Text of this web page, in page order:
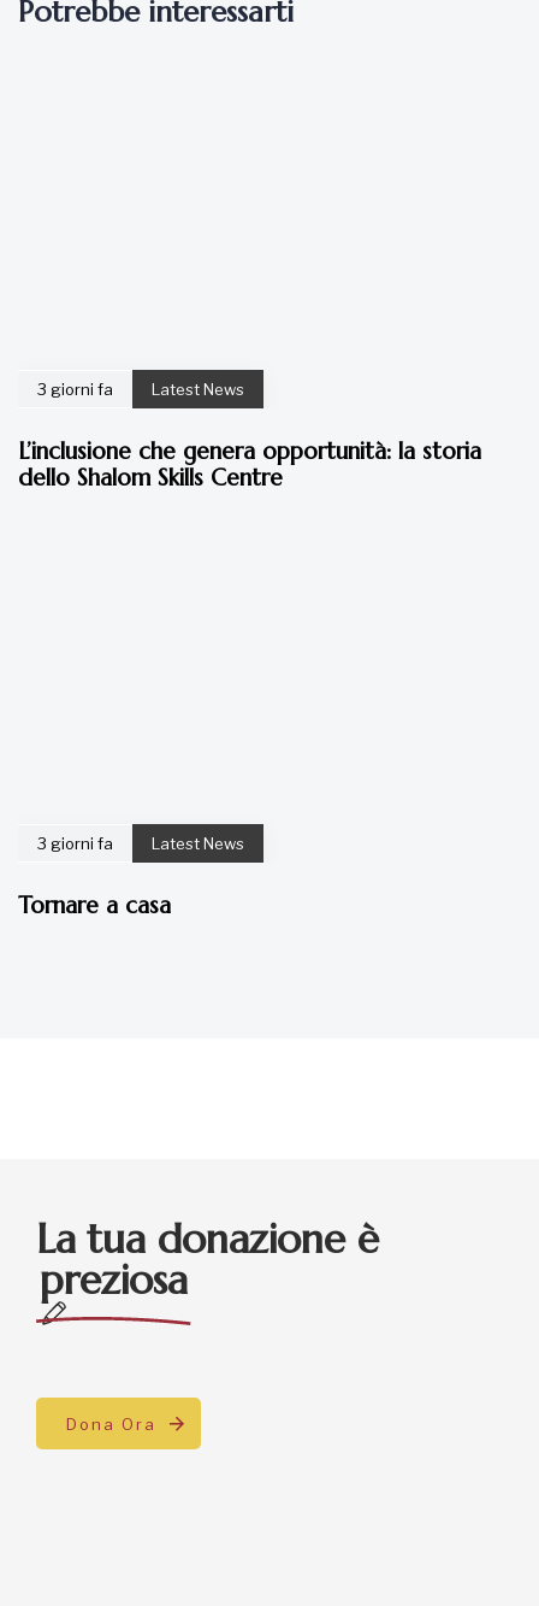
Potrebbe interessarti
3 giorni fa Latest News
L’inclusione che genera opportunità: la storia
dello Shalom Skills Centre
3 giorni fa Latest News
Tornare a casa
La tua donazione è
preziosa
Dona Ora